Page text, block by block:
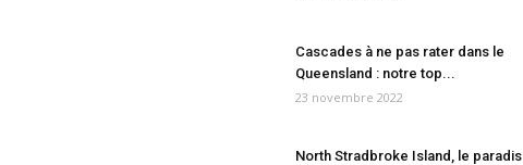
Cascades à ne pas rater dans le
Queensland : notre top...
23 novembre 2022
North Stradbroke Island, le paradis